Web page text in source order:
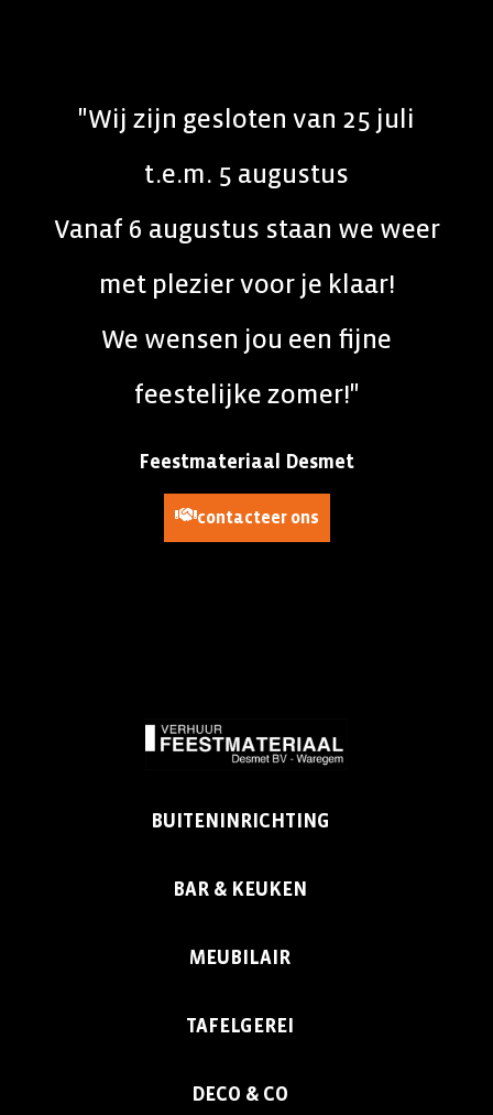
"Wij zijn gesloten van 25 juli
t.e.m. 5 augustus
Vanaf 6 augustus staan we weer
met plezier voor je klaar!
We wensen jou een fijne
feestelijke zomer!"
Feestmateriaal Desmet
contacteer ons
BUITENINRICHTING
BAR & KEUKEN
MEUBILAIR
TAFELGEREI
DECO & CO